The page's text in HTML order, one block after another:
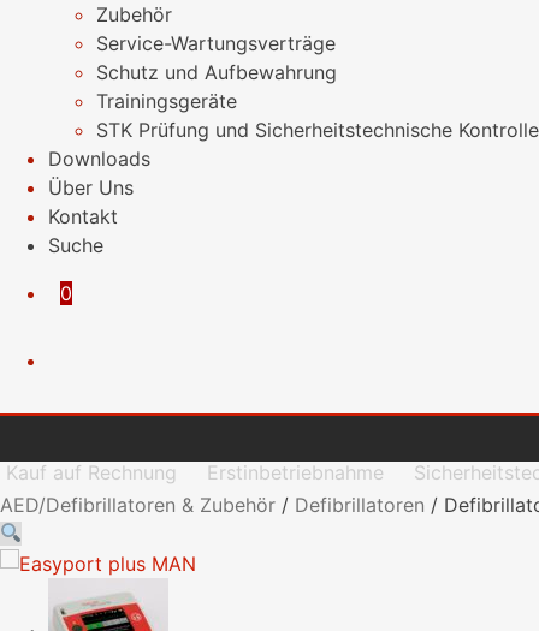
Zubehör
Service-Wartungsverträge
Schutz und Aufbewahrung
Trainingsgeräte
STK Prüfung und Sicherheitstechnische Kontrolle
Downloads
Über Uns
Kontakt
Suche
0
Kauf auf Rechnung Erstinbetriebnahme
AED/Defibrillatoren & Zubehör / Defibrillatoren /